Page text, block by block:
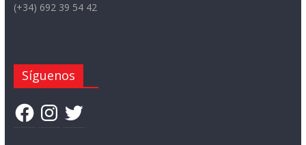
(+34) 692 39 54 42
Síguenos
FacebookInstagram
Twitter